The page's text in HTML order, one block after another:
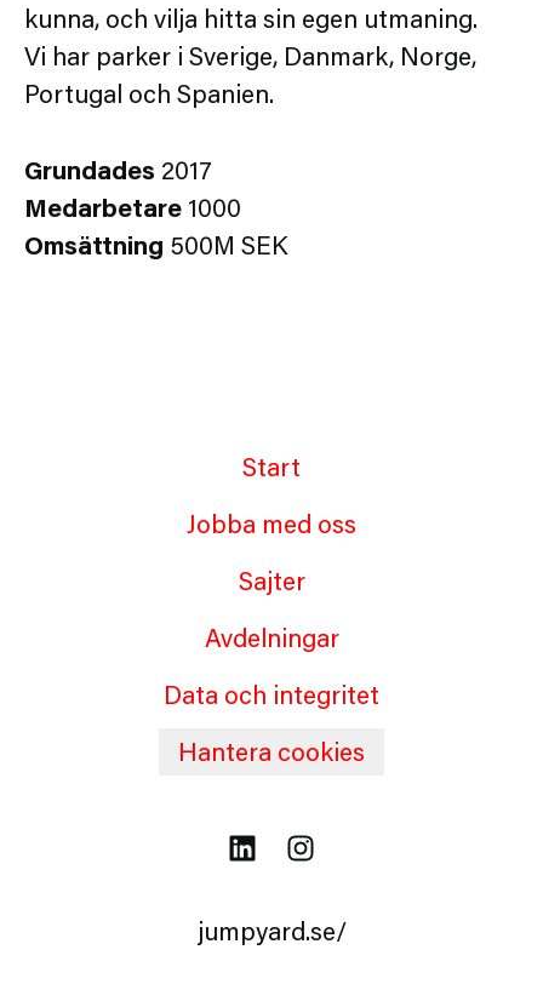
kunna, och vilja hitta sin egen utmaning.
Vi har parker i Sverige, Danmark, Norge,
Portugal och Spanien.
Grundades 2017
Medarbetare 1000
Omsättning 500M SEK
Start
Jobba med oss
Sajter
Avdelningar
Data och integritet
Hantera cookies
jumpyard.se/